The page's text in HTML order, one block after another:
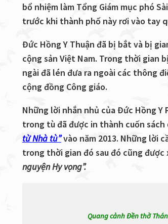
bổ nhiệm làm Tổng Giám mục phó
trước khi thành phố này rơi vào tay
Đức Hồng Y Thuận đã bị bắt và bị
cộng sản Việt Nam. Trong thời gian
ngài đã lén đưa ra ngoài các thông
cộng đồng Công giáo.
Những lời nhắn nhủ của Đức Hồng Y
trong tù đã được in thành cuốn sách
từ Nhà tù”vào năm 2013. Những lời
trong thời gian đó sau đó cũng được
nguyện Hy vọng”.
Quang cảnh Đền thờ